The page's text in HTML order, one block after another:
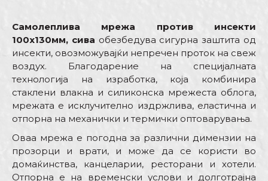
Самолеплива мрежа против инсекти
100х130мм, сива обезбедува сигурна заштита од
инсекти, овозможувајќи непречен проток на свеж
воздух. Благодарение на специјалната
технологија на изработка, која комбинира
стаклени влакна и силиконска мрежеста облога,
мрежата е исклучително издржлива, еластична и
отпорна на механички и термички оптоварувања.
Оваа мрежа е погодна за различни димензии на
прозорци и врати, и може да се користи во
домаќинства, канцеларии, ресторани и хотели.
Отпорна е на временски услови и долготрајна